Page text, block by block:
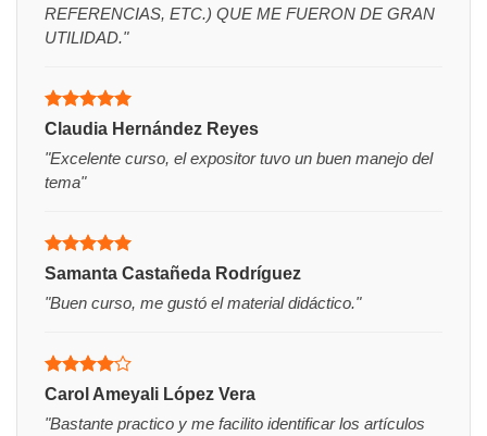
REFERENCIAS, ETC.) QUE ME FUERON DE GRAN
UTILIDAD."
Valorado
con5de 5
Claudia Hernández Reyes
"Excelente curso, el expositor tuvo un buen manejo del
tema"
Valorado
con5de 5
Samanta Castañeda Rodríguez
"Buen curso, me gustó el material didáctico."
Valorado
con4de
5
Carol Ameyali López Vera
"Bastante practico y me facilito identificar los artículos